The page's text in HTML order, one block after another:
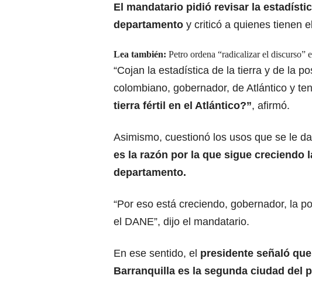
El mandatario pidió revisar la
departamento y criticó a quienes tienen
Lea también: Petro ordena “radicalizar el discurso”
“Cojan la estadística de la tierra y de la
colombiano, gobernador, de Atlántico y
tierra fértil en el Atlántico?”, afirmó.
Asimismo, cuestionó los usos que se le
es la razón por la que sigue creciendo
departamento.
“Por eso está creciendo, gobernador, la
el DANE”, dijo el mandatario.
En ese sentido, el presidente señaló
Barranquilla es la segunda ciudad del